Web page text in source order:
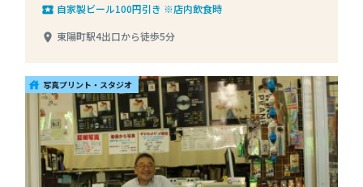
local_play 自家製ビール100円引き ※店内飲食時
place 東陽町駅4出口から徒歩5分
house 写真プリント・スタジオ